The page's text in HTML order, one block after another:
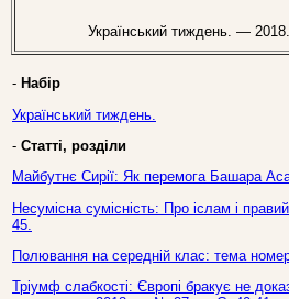
Український тиждень. —
- Набір
Український тиждень.
- Статті, розділи
Майбутнє Сирії: Як перемога Башара
Несумісна сумісність: Про іслам і
45.
Полювання на середній клас: тема
Тріумф слабкості: Європі бракує не